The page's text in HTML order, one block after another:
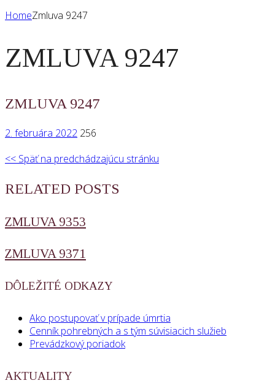
HomeZmluva 9247
ZMLUVA 9247
ZMLUVA 9247
2. februára 2022 256
<< Späť na predchádzajúcu stránku
RELATED POSTS
ZMLUVA 9353
ZMLUVA 9371
DÔLEŽITÉ ODKAZY
Ako postupovať v prípade úmrtia
Cenník pohrebných a s tým súvisiacich služieb
Prevádzkový poriadok
AKTUALITY